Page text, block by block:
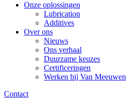
Onze oplossingen
Lubrication
Additives
Over ons
Nieuws
Ons verhaal
Duurzame keuzes
Certificeringen
Werken bij Van Meeuwen
Contact